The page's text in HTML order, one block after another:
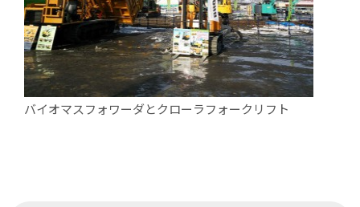
バイオマスフォワーダとクローラフォークリフト